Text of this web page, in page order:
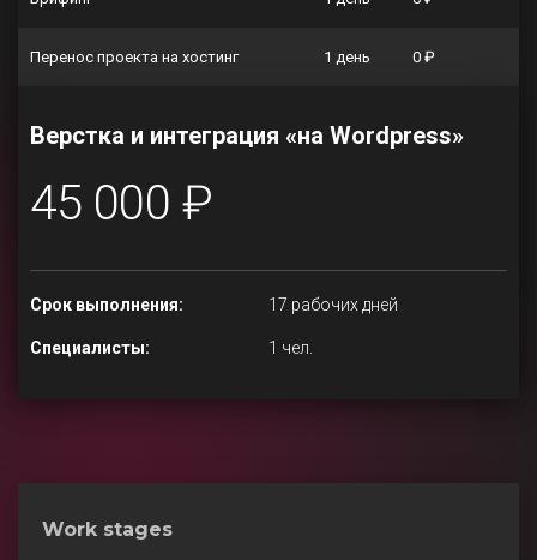
Перенос проекта на хостинг 1 день 0 ₽
Верстка и интеграция «на Wordpress»
45 000 ₽
Срок выполнения: 17 рабочих дней
Специалисты: 1 чел.
Work stages